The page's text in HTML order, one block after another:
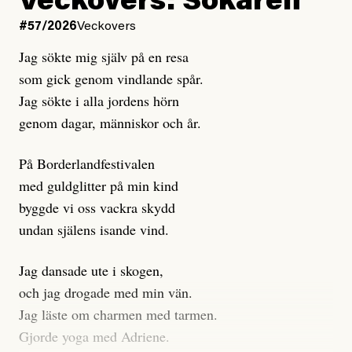
Dagens ETC arbetar med ”opålitliga källor” för att
klickbete är inte intressant för Dagens ETC.
Journalistiken är låst. En klatschig men korrekt rubrik
gör förhoppningsvis att en nyfiken beställer
prenumeration, men den avslutas sekunder senare om
dessa granskningar på olika källor, alltifrån domar till
en mängd intervjupersoner, inklusive generös
möjlighet att bemöta för såväl personen vars motiv att
engagera sig i Palestinarörelsen ifrågasätts som de
grupper där Säpo-resursen samlade in uppgifter.
Researchen är grundlig.
Möjligen är det egentligen inte journalistikens metod
som stör?
#57/2026Veckovers
Jag sökte mig själv på en resa
som gick genom vindlande spår.
Jag sökte i alla jordens hörn
genom dagar, människor och år.
På Borderlandfestivalen
med guldglitter på min kind
byggde vi oss vackra skydd
undan själens isande vind.
Jag dansade ute i skogen,
och jag drogade med min vän.
Jag läste om charmen med tarmen.
Gjorde yoga med Adriene.